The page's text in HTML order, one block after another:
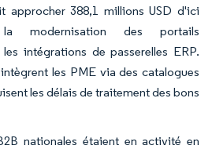
approcher 388,1 millions USD d'ici
modernisation des portails
intégrations de passerelles ERP.
les PME via des catalogues
les délais de traitement des bons
nationales étaient en activité en